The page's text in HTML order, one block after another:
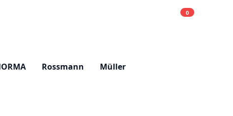
0
Rossmann Müller